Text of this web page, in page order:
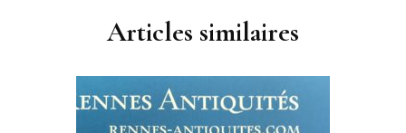
Articles similaires